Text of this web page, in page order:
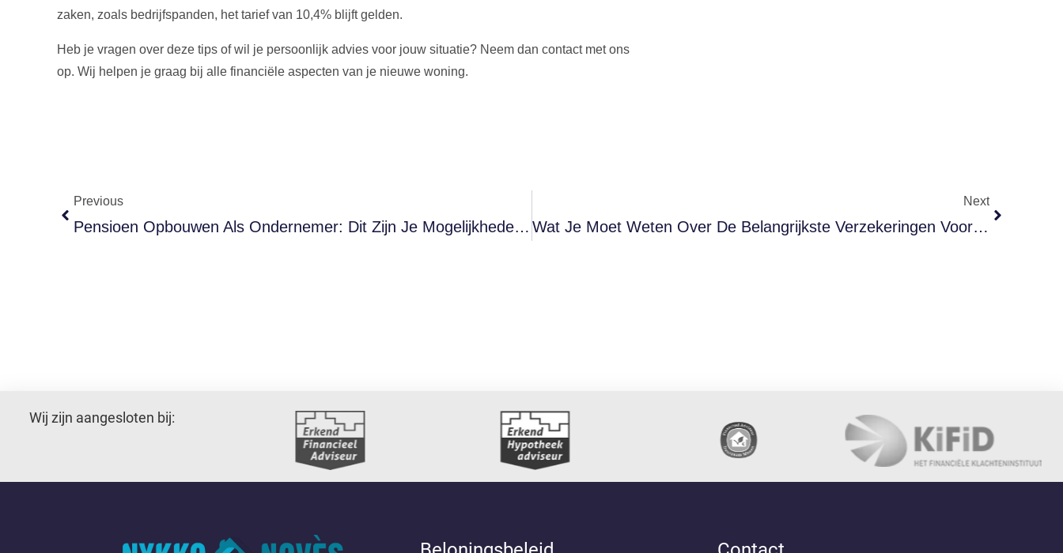
zaken, zoals bedrijfspanden, het tarief van 10,4% blijft gelden.
Heb je vragen over deze tips of wil je persoonlijk advies voor jouw situatie? Neem dan contact met ons
op. Wij helpen je graag bij alle financiële aspecten van je nieuwe woning.
Previous
Pensioen Opbouwen Als Ondernemer: Dit Zijn Je Mogelijkheden En Aandachtspunten
Next
Wat Je Moet Weten Over De Belangrijkste Verzekeringen Voor Je Huis
Wij zijn aangesloten bij: